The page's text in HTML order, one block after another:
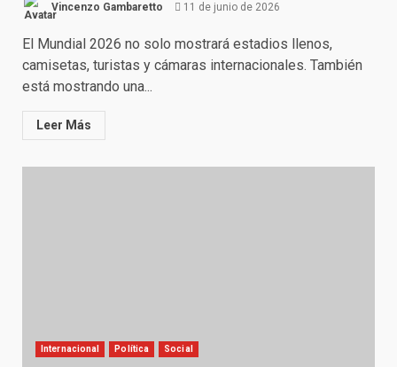
Vincenzo Gambaretto 11 de junio de 2026
El Mundial 2026 no solo mostrará estadios llenos,
camisetas, turistas y cámaras internacionales. También
está mostrando una...
Leer Más
Internacional Política Social